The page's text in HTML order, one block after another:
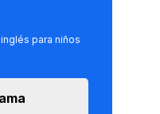
para niños